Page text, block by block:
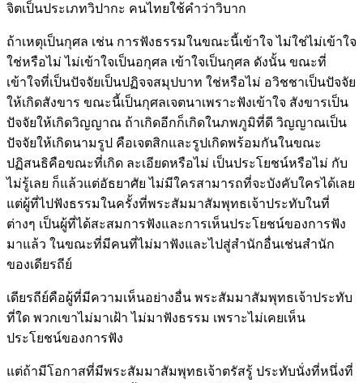
จิตเป็นประเภทวิปากะ คนไทยใช้คำว่าวิบาก
ถ้าเหตุเป็นกุศล เช่น การฟังธรรมในขณะนี้เข้าใจ ไม่ใช่ไม่เข้าใจ
ใช่หรือไม่ ไม่เข้าใจเป็นอกุศล เข้าใจเป็นกุศล ดังนั้น ขณะที่
เข้าใจที่เป็นปัจจัยเป็นปฏิจจสมุปบาท ใช่หรือไม่ อวิชชาเป็นปัจจัย
ให้เกิดสังขาร ขณะนี้เป็นกุศลเจตนาเพราะฟังเข้าใจ สังขารเป็น
ปัจจัยให้เกิดวิญญาณ ถ้าเกิดอีกก็เกิดในภพภูมิที่ดี วิญญาณเป็น
ปัจจัยให้เกิดนามรูป คือเจตสิกและรูปเกิดพร้อมกันในขณะ
ปฏิสนธิคือขณะที่เกิด ละเอียดหรือไม่ เป็นประโยชน์หรือไม่ กับ
ไม่รู้เลย ก็แล้วแต่อัธยาศัย ไม่มีใครสามารถที่จะบังคับใครได้เลย
แต่ผู้ที่ไปฟังธรรมในครั้งที่พระสัมมาสัมพุทธเจ้าประทับในที่
ต่างๆ เป็นผู้ที่ได้สะสมการฟังและการเห็นประโยชน์ของการฟัง
มาแล้ว ในขณะที่มีคนที่ไม่มาฟังและไปสู่สำนักอื่นเช่นสำนัก
ของเดียรถีย์
เดียรถีย์คือผู้ที่มีความเห็นอย่างอื่น พระสัมมาสัมพุทธเจ้าประทับ
ที่ใด พวกเขาไม่มาเฝ้า ไม่มาฟังธรรม เพราะไม่เคยเห็น
ประโยชน์ของการฟัง
แต่ถ้ามีโอกาสที่มีพระสัมมาสัมพุทธเจ้าตรัสรู้ ประทับนั่งที่หนึ่งที่